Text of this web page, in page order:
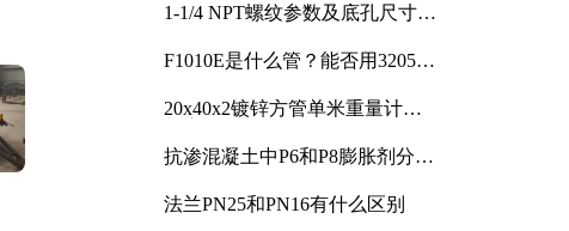
1-1/4 NPT螺纹参数及底孔尺寸详
F1010E是什么管？能否用3205或
20x40x2镀锌方管单米重量计算
抗渗混凝土中P6和P8膨胀剂分别
法兰PN25和PN16有什么区别